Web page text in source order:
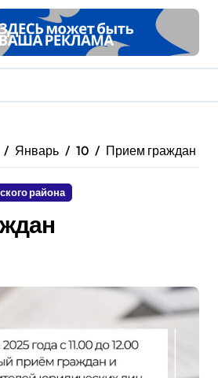
Январь 10 Прием граждан
района